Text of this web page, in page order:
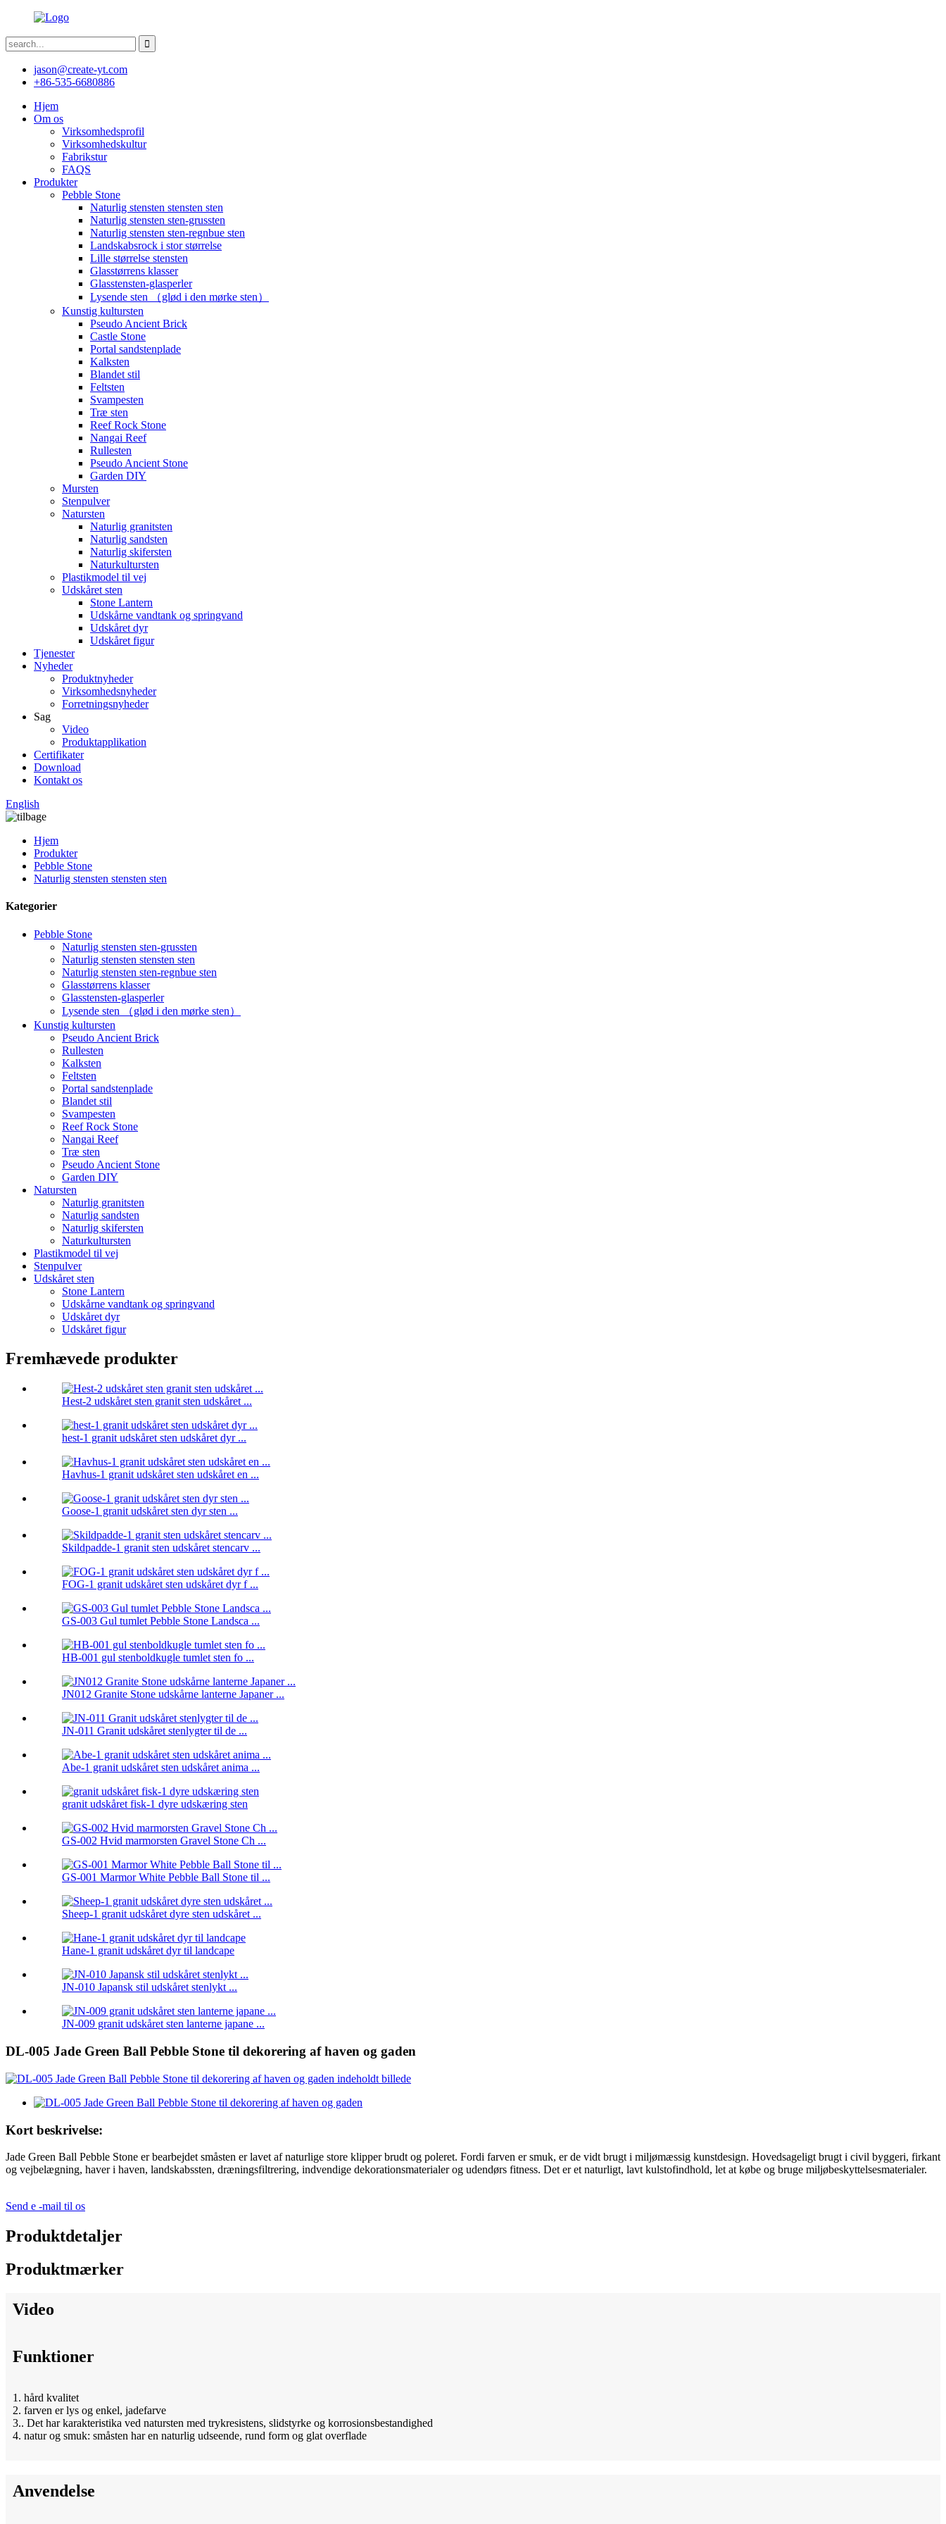
jason@create-yt.com
+86-535-6680886
Hjem
Om os
Virksomhedsprofil
Virksomhedskultur
Fabrikstur
FAQS
Produkter
Pebble Stone
Naturlig stensten stensten sten
Naturlig stensten sten-grussten
Naturlig stensten sten-regnbue sten
Landskabsrock i stor størrelse
Lille størrelse stensten
Glasstørrens klasser
Glasstensten-glasperler
Lysende sten （glød i den mørke sten）
Kunstig kultursten
Pseudo Ancient Brick
Castle Stone
Portal sandstenplade
Kalksten
Blandet stil
Feltsten
Svampesten
Træ sten
Reef Rock Stone
Nangai Reef
Rullesten
Pseudo Ancient Stone
Garden DIY
Mursten
Stenpulver
Natursten
Naturlig granitsten
Naturlig sandsten
Naturlig skifersten
Naturkultursten
Plastikmodel til vej
Udskåret sten
Stone Lantern
Udskårne vandtank og springvand
Udskåret dyr
Udskåret figur
Tjenester
Nyheder
Produktnyheder
Virksomhedsnyheder
Forretningsnyheder
Sag
Video
Produktapplikation
Certifikater
Download
Kontakt os
English
Hjem
Produkter
Pebble Stone
Naturlig stensten stensten sten
Kategorier
Pebble Stone
Naturlig stensten sten-grussten
Naturlig stensten stensten sten
Naturlig stensten sten-regnbue sten
Glasstørrens klasser
Glasstensten-glasperler
Lysende sten （glød i den mørke sten）
Kunstig kultursten
Pseudo Ancient Brick
Rullesten
Kalksten
Feltsten
Portal sandstenplade
Blandet stil
Svampesten
Reef Rock Stone
Nangai Reef
Træ sten
Pseudo Ancient Stone
Garden DIY
Natursten
Naturlig granitsten
Naturlig sandsten
Naturlig skifersten
Naturkultursten
Plastikmodel til vej
Stenpulver
Udskåret sten
Stone Lantern
Udskårne vandtank og springvand
Udskåret dyr
Udskåret figur
Fremhævede produkter
Hest-2 udskåret sten granit sten udskåret ...
hest-1 granit udskåret sten udskåret dyr ...
Havhus-1 granit udskåret sten udskåret en ...
Goose-1 granit udskåret sten dyr sten ...
Skildpadde-1 granit sten udskåret stencarv ...
FOG-1 granit udskåret sten udskåret dyr f ...
GS-003 Gul tumlet Pebble Stone Landsca ...
HB-001 gul stenboldkugle tumlet sten fo ...
JN012 Granite Stone udskårne lanterne Japaner ...
JN-011 Granit udskåret stenlygter til de ...
Abe-1 granit udskåret sten udskåret anima ...
granit udskåret fisk-1 dyre udskæring sten
GS-002 Hvid marmorsten Gravel Stone Ch ...
GS-001 Marmor White Pebble Ball Stone til ...
Sheep-1 granit udskåret dyre sten udskåret ...
Hane-1 granit udskåret dyr til landcape
JN-010 Japansk stil udskåret stenlykt ...
JN-009 granit udskåret sten lanterne japane ...
DL-005 Jade Green Ball Pebble Stone til dekorering af haven og gaden
Kort beskrivelse:
Jade Green Ball Pebble Stone er bearbejdet småsten er lavet af naturlige store klipper brudt og poleret. Fordi farven er smuk, er de vidt brugt i miljømæssig kunstdesign. Hovedsageligt brugt i civil byggeri, firkant
og vejbelægning, haver i haven, landskabssten, dræningsfiltrering, indvendige dekorationsmaterialer og udendørs fitness. Det er et naturligt, lavt kulstofindhold, let at købe og bruge miljøbeskyttelsesmaterialer.
Send e -mail til os
Produktdetaljer
Produktmærker
Video
Funktioner
1. hård kvalitet
2. farven er lys og enkel, jadefarve
3.. Det har karakteristika ved natursten med trykresistens, slidstyrke og korrosionsbestandighed
4. natur og smuk: småsten har en naturlig udseende, rund form og glat overflade
Anvendelse